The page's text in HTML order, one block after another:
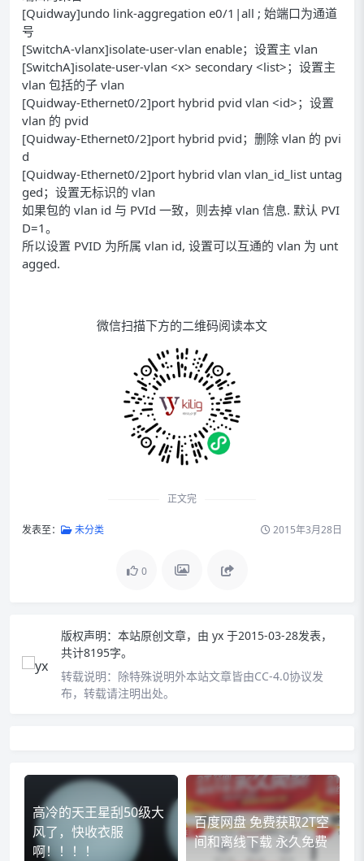
[Quidway]undo link-aggregation e0/1|all ; 始端口为通道
号
[SwitchA-vlanx]isolate-user-vlan enable；设置主 vlan
[SwitchA]isolate-user-vlan <x> secondary <list>；设置主
vlan 包括的子 vlan
[Quidway-Ethernet0/2]port hybrid pvid vlan <id>；设置
vlan 的 pvid
[Quidway-Ethernet0/2]port hybrid pvid；删除 vlan 的 pvi
d
[Quidway-Ethernet0/2]port hybrid vlan vlan_id_list untag
ged；设置无标识的 vlan
如果包的 vlan id 与 PVId 一致，则去掉 vlan 信息. 默认 PVI
D=1。
所以设置 PVID 为所属 vlan id, 设置可以互通的 vlan 为 unt
agged.
微信扫描下方的二维码阅读本文
正文完
发表至： 未分类 2015年3月28日
0
版权声明： 本站原创文章，由 yx 于2015-03-28发表，
共计8195字。
转载说明： 除特殊说明外本站文章皆由CC-4.0协议发
布，转载请注明出处。
高冷的天王星刮50级大
风了，快收衣服
啊！！！！
百度网盘 免费获取2T空
间和离线下载 永久免费